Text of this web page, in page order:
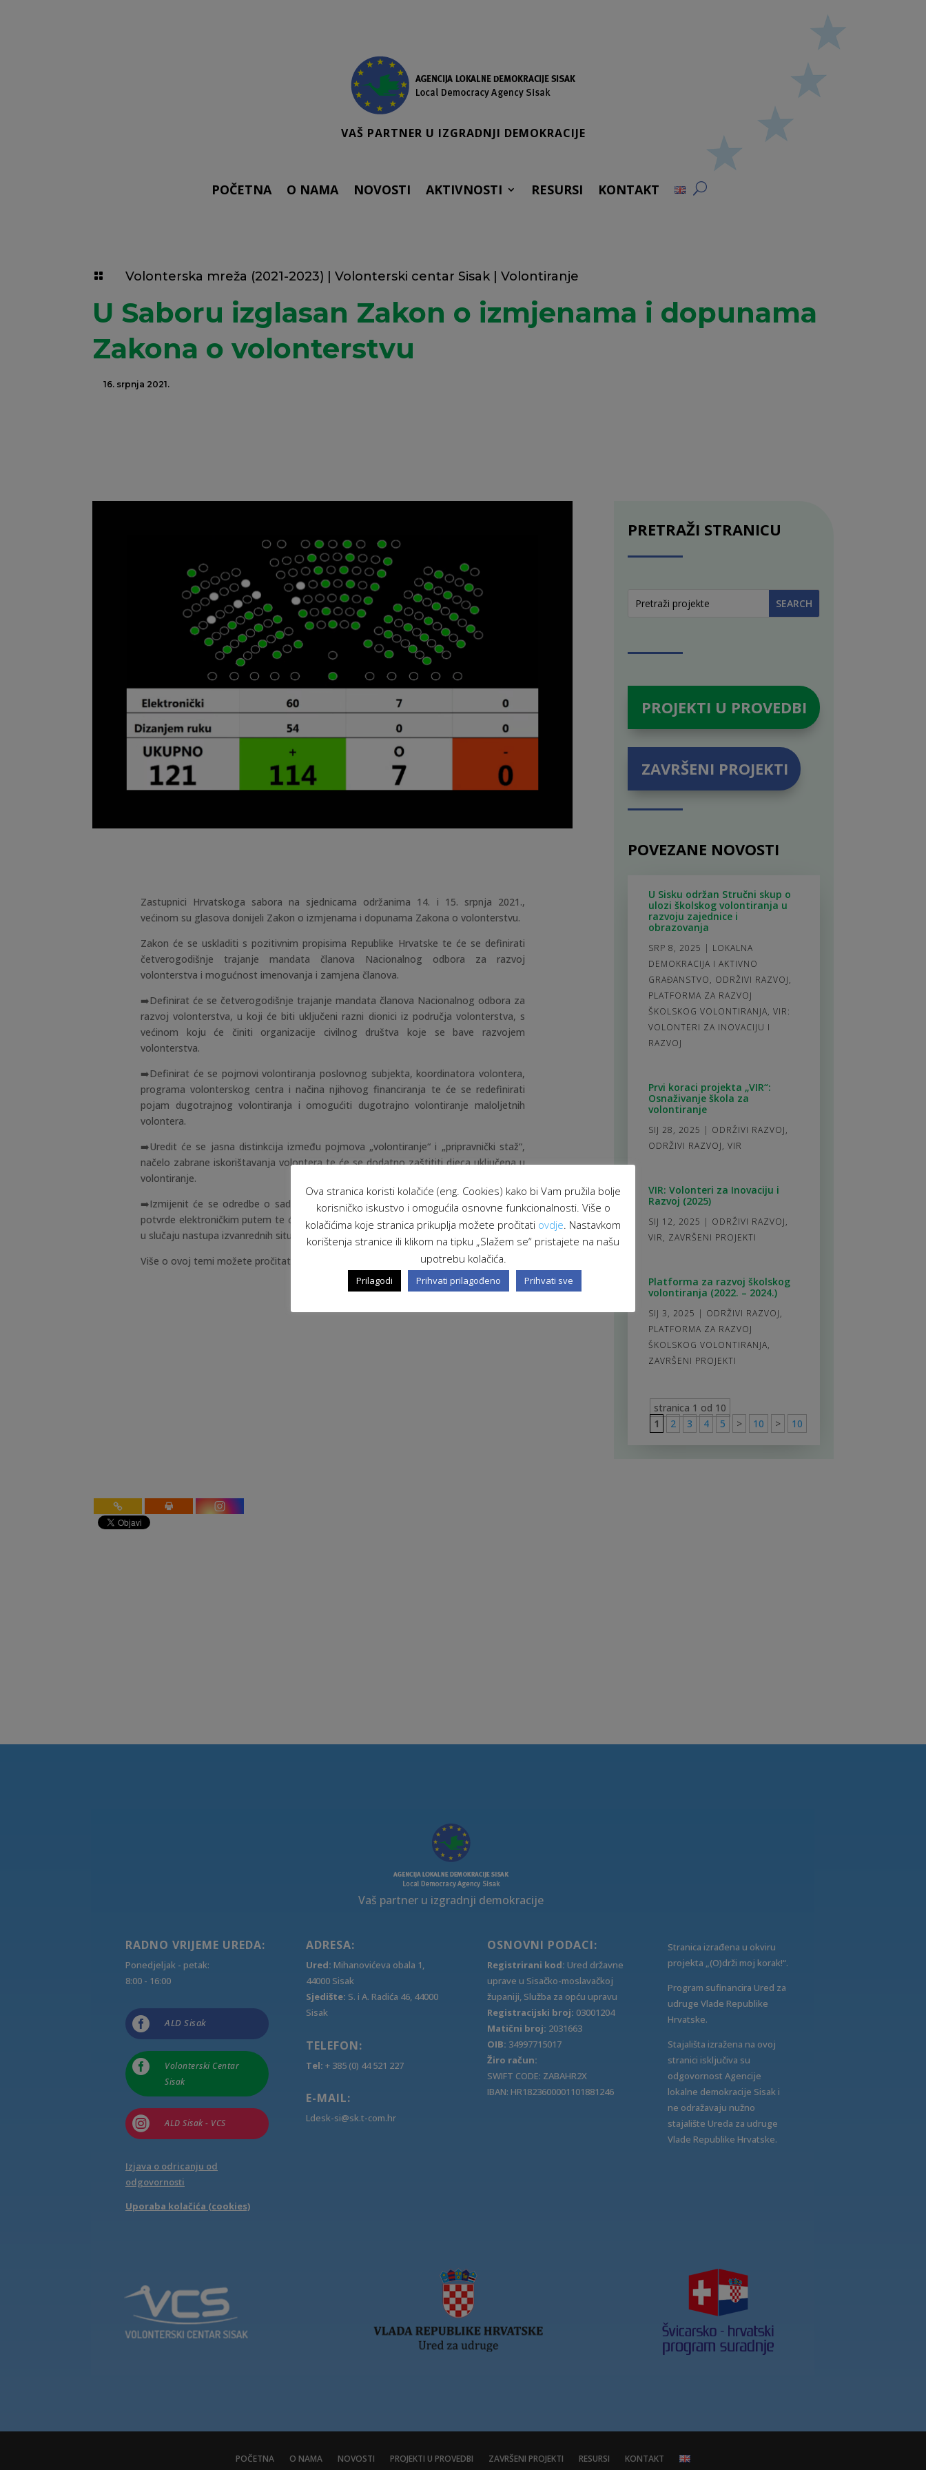
VAŠ PARTNER U IZGRADNJI DEMOKRACIJE
POČETNA O NAMA NOVOSTI AKTIVNOSTI RESURSI KONTAKT
 Volonterska mreža (2021-2023) Volonterski centar Sisak| Volontiranje
U Saboru izglasan Zakon o izmjenama i dopunama
Zakona o volonterstvu
16. srpnja 2021.
Zastupnici Hrvatskoga sabora na sjednicama održanima 14. i 15. srpnja 2021.,
većinom su glasova donijeli Zakon o izmjenama i dopunama Zakona o volonterstvu.
Zakon će se uskladiti s pozitivnim propisima Republike Hrvatske te će se definirati
četverogodišnje trajanje mandata članova Nacionalnog odbora za razvoj
volonterstva i mogućnost imenovanja i zamjena članova.
➡️Definirat će se četverogodišnje trajanje mandata članova Nacionalnog odbora za
razvoj volonterstva, u koji će biti uključeni razni dionici iz područja volonterstva, s
većinom koju će činiti organizacije civilnog društva koje se bave razvojem
volonterstva.
➡️Definirat će se pojmovi volontiranja poslovnog subjekta, koordinatora volontera,
programa volonterskog centra i načina njihovog financiranja te će se redefinirati
pojam dugotrajnog volontiranja i omogućiti dugotrajno volontiranje maloljetnih
volontera.
➡️Uredit će se jasna distinkcija između pojmova „volontiranje“ i „pripravnički staž“,
načelo zabrane iskorištavanja volontera te će se dodatno zaštititi djeca uključena u
volontiranje.
➡️Izmijenit će se odredbe o sadržaju potvrde o volontiranju i omogućiti izdavanje
potvrde elektroničkim putem te će se dopustiti volontiranje kojim se zamjenjuje rad
u slučaju nastupa izvanrednih situacija.
Više o ovoj temi možete pročitati
PRETRAŽI STRANICU
PROJEKTI U PROVEDBI
ZAVRŠENI PROJEKTI
POVEZANE NOVOSTI
U Sisku održan Stručni skup o
ulozi školskog volontiranja u
razvoju zajednice i
obrazovanja
SRP 8, 2025 | LOKALNA
DEMOKRACIJA I AKTIVNO
GRAĐANSTVO, ODRŽIVI RAZVOJ,
PLATFORMA ZA RAZVOJ
ŠKOLSKOG VOLONTIRANJA, VIR:
VOLONTERI ZA INOVACIJU I
RAZVOJ
Prvi koraci projekta „VIR“:
Osnaživanje škola za
volontiranje
SIJ 28, 2025 | ODRŽIVI RAZVOJ,
ODRŽIVI RAZVOJ, VIR
VIR: Volonteri za Inovaciju i
Razvoj (2025)
SIJ 12, 2025 | ODRŽIVI RAZVOJ,
VIR, ZAVRŠENI PROJEKTI
Platforma za razvoj školskog
volontiranja (2022. – 2024.)
SIJ 3, 2025 | ODRŽIVI RAZVOJ,
PLATFORMA ZA RAZVOJ
ŠKOLSKOG VOLONTIRANJA,
ZAVRŠENI PROJEKTI
stranica 1 od 10
1
2 3 4 5 > 10 > 10
Vaš partner u izgradnji demokracije
RADNO VRIJEME UREDA:
Ponedjeljak - petak:
8:00 - 16:00
 ALD Sisak

Volonterski Centar
Sisak
 ALD Sisak - VCS
Izjava o odricanju od
odgovornosti
Uporaba kolačića (cookies)
ADRESA:
Ured: Mihanovićeva obala 1,
44000 Sisak
Sjedište: S. i A. Radića 46, 44000
Sisak
TELEFON:
Tel: + 385 (0) 44 521 227
E-MAIL:
Ldesk-si@sk.t-com.hr
OSNOVNI PODACI:
Registrirani kod: Ured državne
uprave u Sisačko-moslavačkoj
županiji, Služba za opću upravu
Registracijski broj: 03001204
Matični broj: 2031663
OIB: 34997715017
Žiro račun:
SWIFT CODE: ZABAHR2X
IBAN: HR1823600001101881246
Stranica izrađena u okviru
projekta „(O)drži moj korak!“.
Program sufinancira Ured za
udruge Vlade Republike
Hrvatske.
Stajališta izražena na ovoj
stranici isključiva su
odgovornost Agencije
lokalne demokracije Sisak i
ne odražavaju nužno
stajalište Ureda za udruge
Vlade Republike Hrvatske.
POČETNA O NAMA NOVOSTI PROJEKTI U PROVEDBI ZAVRŠENI PROJEKTI RESURSI KONTAKT
Ova stranica koristi kolačiće (eng. Cookies) kako bi Vam pružila bolje
korisničko iskustvo i omogućila osnovne funkcionalnosti. Više o
kolačićima koje stranica prikuplja možete pročitati ovdje . Nastavkom
korištenja stranice ili klikom na tipku „Slažem se“ pristajete na našu
upotrebu kolačića.
Prilagodi Prihvati prilagođeno Prihvati sve